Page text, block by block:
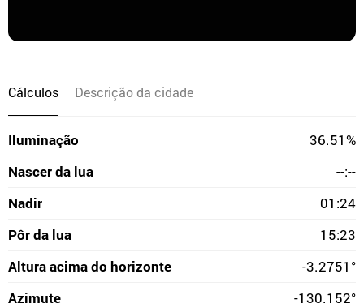
Cálculos Descrição da cidade
Iluminação
36.51%
Nascer da lua
--:--
Nadir
01:24
Pôr da lua
15:23
Altura acima do horizonte
-3.2751°
Azimute
-130.152°